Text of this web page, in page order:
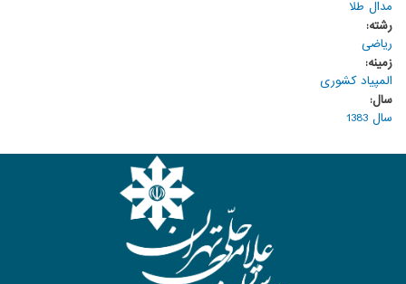
مدال طلا
رشته:
ریاضی
زمینه:
المپیاد کشوری
سال:
سال 1383